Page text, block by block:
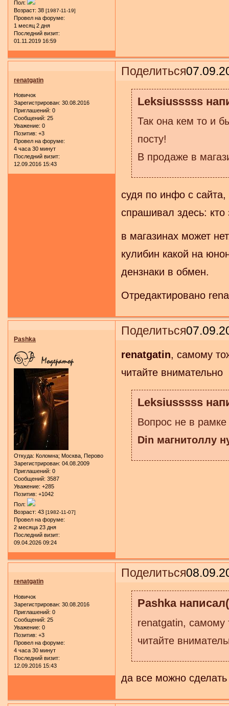
Пол:
Возраст: 38 [1987-11-19]
Провел на форуме:
1 месяц 2 дня
Последний визит:
01.11.2019 16:59
Поделиться
renatgatin
Новичок
Зарегистрирован: 30.08.2016
Приглашений: 0
Сообщений: 25
Уважение: 0
Позитив: +3
Провел на форуме:
4 часа 30 минут
Последний визит:
12.09.2016 15:43
Leksiusssss
Так она кем то и
посту!
В продаже в
судя по инфо с
спрашивал здесь: кто
в магазинах может
кулибин какой на
дензнаки в обмен.
Отредактировано
Поделиться
Pashka
Откуда: Коломна; Москва, Перово
Зарегистрирован: 04.08.2009
Приглашений: 0
Сообщений: 3587
Уважение: +285
Позитив: +1042
Пол:
Возраст: 43 [1982-11-07]
Провел на форуме:
2 месяца 23 дня
Последний визит:
09.04.2026 09:24
renatgatin, самому
читайте внимательно
Leksiusssss
Вопрос не в
Din магнитоллу
Поделиться
renatgatin
Новичок
Зарегистрирован: 30.08.2016
Приглашений: 0
Сообщений: 25
Уважение: 0
Позитив: +3
Провел на форуме:
4 часа 30 минут
Последний визит:
12.09.2016 15:43
Pashka
renatgatin, самому
читайте
да все можно сделать